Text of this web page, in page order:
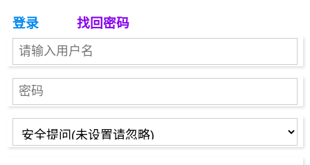
登录 找回密码